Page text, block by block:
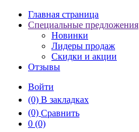
Главная страница
Специальные предложения
Новинки
Лидеры продаж
Скидки и акции
Отзывы
Войти
(0) В закладках
(0) Сравнить
0 (0)